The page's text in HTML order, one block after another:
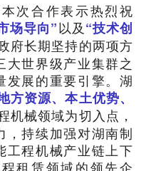
次合作表示热烈祝
场导向”以及“技术创
府长期坚持的两项方
世界级产业集群之
发展的重要引擎。湖
方资源、本土优势、
机械领域为切入点，
，持续加强对湖南制
工程机械产业链上下
租赁领域的领先企